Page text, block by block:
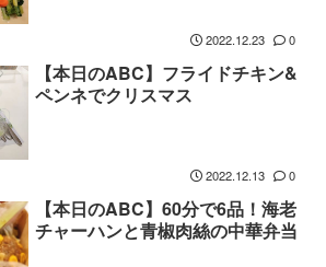
2022.12.23 0
【本日のABC】フライドチキン&
ペンネでクリスマス
2022.12.13 0
【本日のABC】60分で6品！海老
チャーハンと青椒肉絲の中華弁当